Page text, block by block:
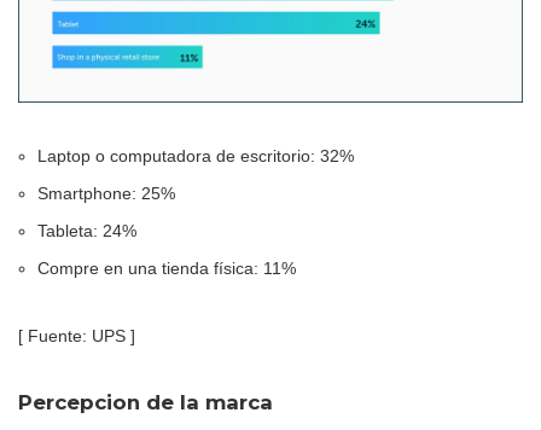
Laptop o computadora de escritorio: 32%
Smartphone: 25%
Tableta: 24%
Compre en una tienda física: 11%
[ Fuente: UPS ]
Percepcion de la marca